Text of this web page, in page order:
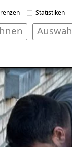
Statistiken
mit